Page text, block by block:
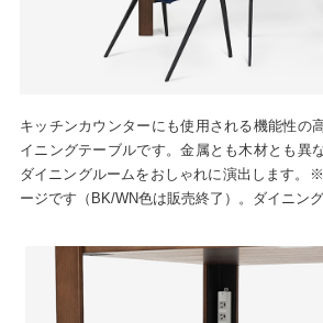
キッチンカウンターにも使用される機能性の
イニングテーブルです。金属とも木材とも異
ダイニングルームをおしゃれに演出します。
ージです（BK/WN色は販売終了）。ダイニン